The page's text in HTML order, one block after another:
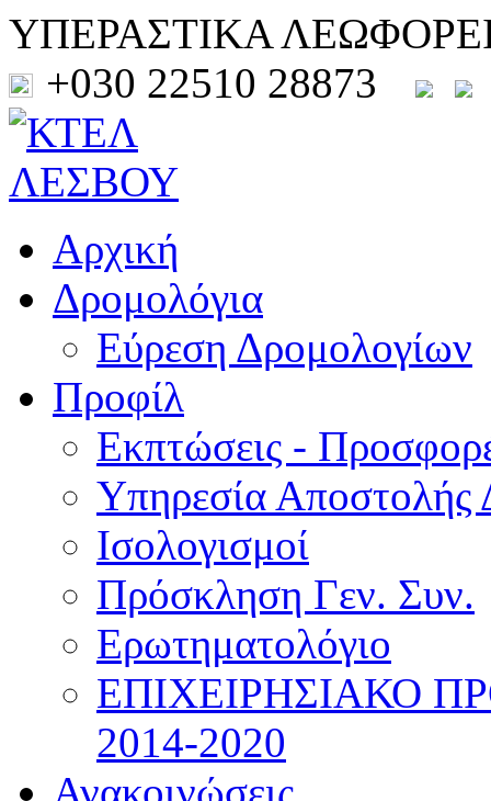
ΥΠΕΡΑΣΤΙΚΑ
+030 22510 28873
Αρχική
Δρομολόγια
Εύρεση Δρομολογίων
Προφίλ
Εκπτώσεις -
Υπηρεσία Αποστολής
Ισολογισμοί
Πρόσκληση Γεν. Συν.
Ερωτηματολόγιο
ΕΠΙΧΕΙΡΗΣΙΑΚΟ
2014-2020